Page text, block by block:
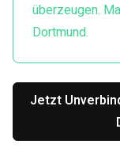
überzeugen.
Dortmund.
Jetzt